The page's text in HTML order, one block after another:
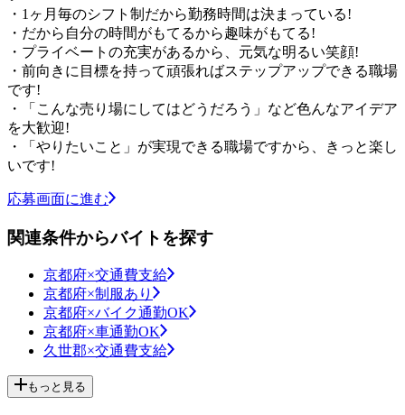
・1ヶ月毎のシフト制だから勤務時間は決まっている!
・だから自分の時間がもてるから趣味がもてる!
・プライベートの充実があるから、元気な明るい笑顔!
・前向きに目標を持って頑張ればステップアップできる職場
です!
・「こんな売り場にしてはどうだろう」など色んなアイデア
を大歓迎!
・「やりたいこと」が実現できる職場ですから、きっと楽し
いです!
応募画面に進む
関連条件からバイトを探す
京都府×交通費支給
京都府×制服あり
京都府×バイク通勤OK
京都府×車通勤OK
久世郡×交通費支給
もっと見る